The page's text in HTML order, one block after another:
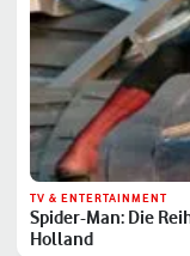
TV & ENTERTAINMENT
Spider-Man: Die
Holland